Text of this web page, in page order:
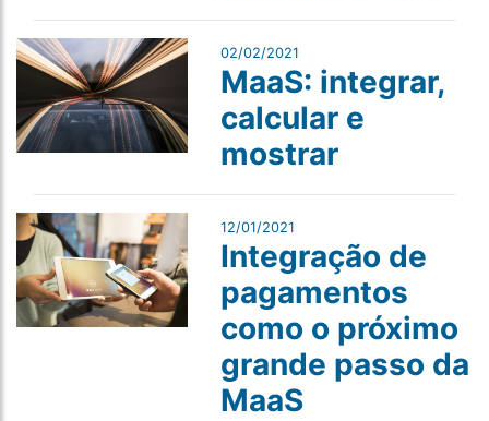
02/02/2021
MaaS: integrar,
calcular e
mostrar
12/01/2021
Integração de
pagamentos
como o próximo
grande passo da
MaaS